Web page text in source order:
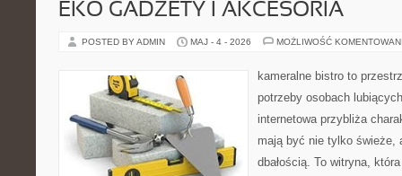
EKO GADŻETY I AKCESORIA
POSTED BY ADMIN MAJ - 4 - 2026 MOŻLIWOŚĆ
kameralne bistro to
potrzeby osobach
internetowa przybliża
mają być nie tylko świeże,
dbałością. To witryna,